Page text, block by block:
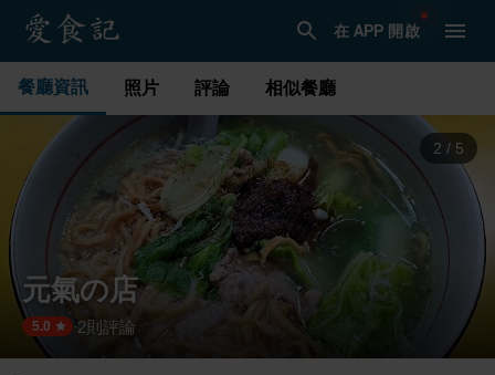
在 APP 開啟
餐廳資訊 照片 評論 相似餐廳
3 / 5
元氣の店
5.0 ·2則評論